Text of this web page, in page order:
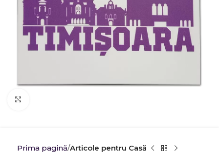
Prima pagină Articole pentru Casă